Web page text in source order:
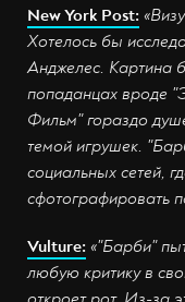
New York Post:
Хотелось бы
Анджелес. Картина
попаданцах вроде
Фильм" гораздо
темой игрушек.
социальных сетей,
сфотографировать
Vulture: «"Барби"
любую критику в